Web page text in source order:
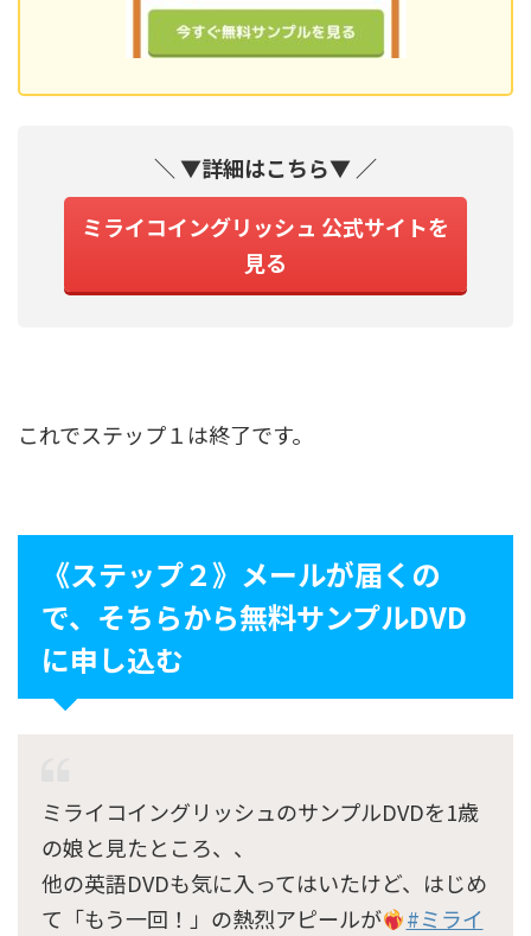
＼ ▼詳細はこちら▼ ／
ミライコイングリッシュ 公式サイトを
見る
これでステップ１は終了です。
《ステップ２》メールが届くの
で、そちらから無料サンプルDVD
に申し込む
ミライコイングリッシュのサンプルDVDを1歳
の娘と見たところ、、
他の英語DVDも気に入ってはいたけど、はじめ
て「もう一回！」の熱烈アピールが
#ミライ